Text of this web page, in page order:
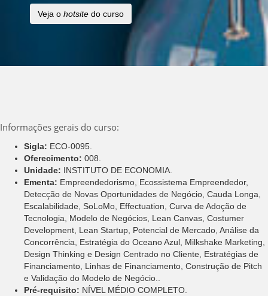
Veja o hotsite do curso
Informações gerais do curso:
Sigla: ECO-0095.
Oferecimento: 008.
Unidade: INSTITUTO DE ECONOMIA.
Ementa: Empreendedorismo, Ecossistema Empreendedor,
Detecção de Novas Oportunidades de Negócio, Cauda Longa,
Escalabilidade, SoLoMo, Effectuation, Curva de Adoção de
Tecnologia, Modelo de Negócios, Lean Canvas, Costumer
Development, Lean Startup, Potencial de Mercado, Análise da
Concorrência, Estratégia do Oceano Azul, Milkshake Marketing,
Design Thinking e Design Centrado no Cliente, Estratégias de
Financiamento, Linhas de Financiamento, Construção de Pitch
e Validação do Modelo de Negócio..
Pré-requisito: NÍVEL MÉDIO COMPLETO.